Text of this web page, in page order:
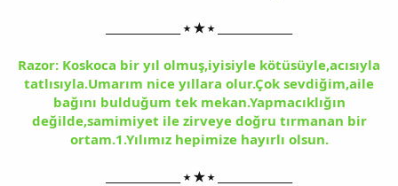
______________ ⭑ ★ ⭑ ______________
Razor: Koskoca bir yıl olmuş,iyisiyle kötüsüyle,acısıyla
tatlısıyla.Umarım nice yıllara olur.Çok sevdiğim,aile
bağını bulduğum tek mekan.Yapmacıklığın
değilde,samimiyet ile zirveye doğru tırmanan bir
ortam.1.Yılımız hepimize hayırlı olsun.
______________ ⭑ ★ ⭑ ______________